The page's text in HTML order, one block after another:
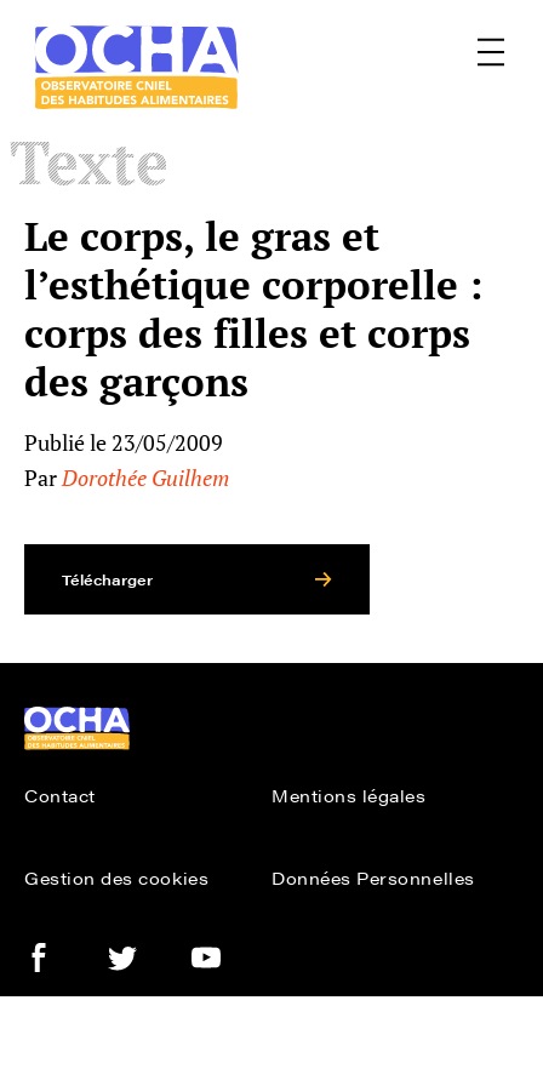
Menu
mangeur
Ocha
Texte
Le corps, le gras et
l’esthétique corporelle :
corps des filles et corps
des garçons
Publié le 23/05/2009
ParDorothée Guilhem
Télécharger
Ocha
Contact Mentions légales
Gestion des cookies Données Personnelles
FacebookTwitter Youtube